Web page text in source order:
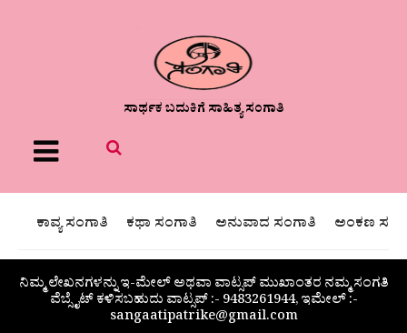
ಸಾರ್ಥಕ ಬದುಕಿಗೆ ಸಾಹಿತ್ಯ ಸಂಗಾತಿ
Menu
ಕಾವ್ಯ ಸಂಗಾತಿ ಕಥಾ ಸಂಗಾತಿ ಅನುವಾದ ಸಂಗಾತಿ ಅಂಕಣ
ನಿಮ್ಮ ಲೇಖನಗಳನ್ನು ಇ-ಮೇಲ್ ಅಥವಾ ವಾಟ್ಸಪ್ ಮುಖಾಂತರ ನಮ್ಮ ಸಂಗತಿ
ವೆಬ್ಸೈಟ್ ಕಳಿಸಬಹುದು ವಾಟ್ಸಪ್‌ :- 9483261944, ಇಮೇಲ್ :-
sangaatipatrike@gmail.com